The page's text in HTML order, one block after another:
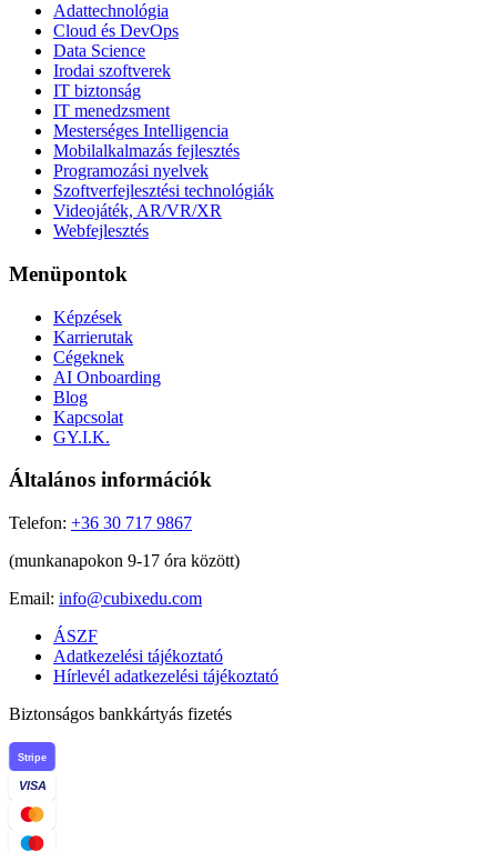
Adattechnológia
Cloud és DevOps
Data Science
Irodai szoftverek
IT biztonság
IT menedzsment
Mesterséges Intelligencia
Mobilalkalmazás fejlesztés
Programozási nyelvek
Szoftverfejlesztési technológiák
Videojáték, AR/VR/XR
Webfejlesztés
Menüpontok
Képzések
Karrierutak
Cégeknek
AI Onboarding
Blog
Kapcsolat
GY.I.K.
Általános információk
Telefon: +36 30 717 9867
(munkanapokon 9-17 óra között)
Email: info@cubixedu.com
ÁSZF
Adatkezelési tájékoztató
Hírlevél adatkezelési tájékoztató
Biztonságos bankkártyás fizetés
Stripe
VISA